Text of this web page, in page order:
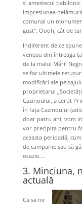
şi amestecul
impresiunea
comunal un
gust”. Oooh, cât de
Indiferent de ce
veneau din întreaga
de la malul Mării
se fac ultimele
modificări ale
proprietarul
Cazinoului, a cerut
în fața Cazinoului
doar patru ani, vom
vor precipita pentru
aceasta perioadă,
de campanie sau să
ocazie….
3. Minciuna,
actuală
Ca sa ne